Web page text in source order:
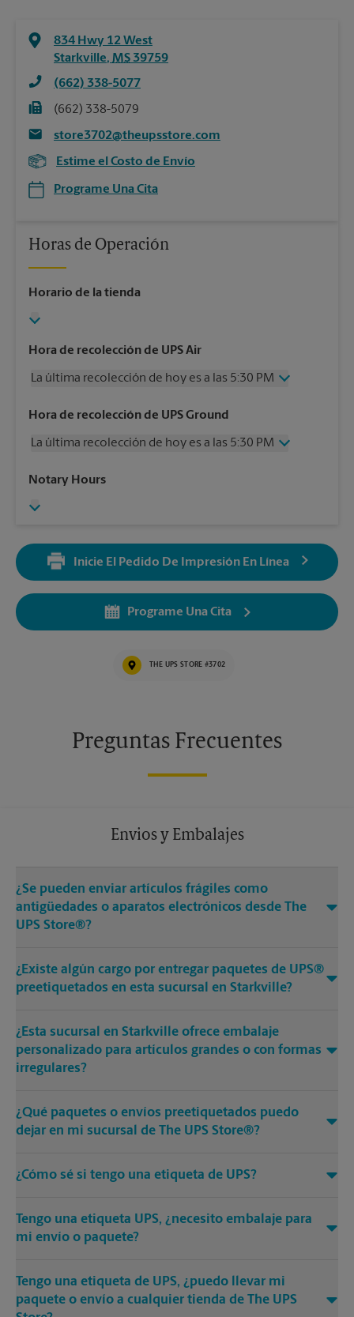
834 Hwy 12 West
Starkville, MS 39759
(662) 338-5077
(662) 338-5079
store3702@theupsstore.com
Estime el Costo de Envío
Programe Una Cita
Horas de Operación
Horario de la tienda
Hora de recolección de UPS Air
La última recolección de hoy es a las 5:30 PM
Miércoles
5:30 PM
Viernes
5:30 PM
Domingo
Hora de recolección de UPS Ground
La última recolección de hoy es a las 5:30 PM
Miércoles
Viernes
Domingo
Sin Recolección
Lunes
5:30 PM
Martes
5:30 PM
Notary Hours
Inicie El Pedido De Impresión En Línea
Programe Una Cita
THE UPS STORE #3702
Preguntas Frecuentes
Envios y Embalajes
¿Se pueden enviar artículos frágiles como
antigüedades o aparatos electrónicos desde The
UPS Store®?
¿Existe algún cargo por entregar paquetes de UPS®
preetiquetados en esta sucursal en Starkville?
¿Esta sucursal en Starkville ofrece embalaje
personalizado para artículos grandes o con formas
irregulares?
¿Qué paquetes o envíos preetiquetados puedo
dejar en mi sucursal de The UPS Store®?
¿Cómo sé si tengo una etiqueta de UPS?
Tengo una etiqueta UPS, ¿necesito embalaje para
mi envío o paquete?
Tengo una etiqueta de UPS, ¿puedo llevar mi
paquete o envío a cualquier tienda de The UPS